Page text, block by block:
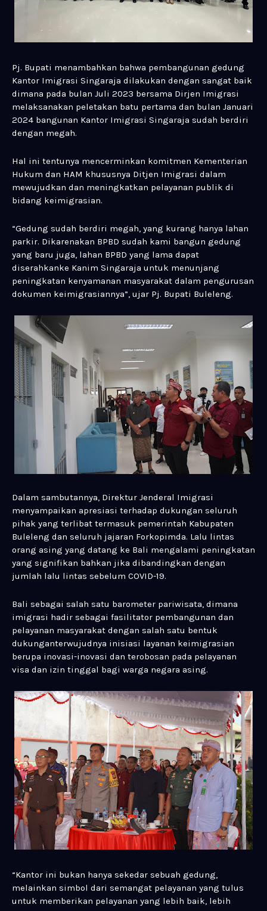
Pj. Bupati menambahkan bahwa pembangunan gedung
Kantor Imigrasi Singaraja dilakukan dengan sangat baik
dimana pada bulan Juli 2023 bersama Dirjen Imigrasi
melaksanakan peletakan batu pertama dan bulan Januari
2024 bangunan Kantor Imigrasi Singaraja sudah berdiri
dengan megah.
Hal ini tentunya mencerminkan komitmen Kementerian
Hukum dan HAM khususnya Ditjen Imigrasi dalam
mewujudkan dan meningkatkan pelayanan publik di
bidang keimigrasian.
“Gedung sudah berdiri megah, yang kurang hanya lahan
parkir. Dikarenakan BPBD sudah kami bangun gedung
yang baru juga, lahan BPBD yang lama dapat
diserahkanke Kanim Singaraja untuk menunjang
peningkatan kenyamanan masyarakat dalam pengurusan
dokumen keimigrasiannya”, ujar Pj. Bupati Buleleng.
Dalam sambutannya, Direktur Jenderal Imigrasi
menyampaikan apresiasi terhadap dukungan seluruh
pihak yang terlibat termasuk pemerintah Kabupaten
Buleleng dan seluruh jajaran Forkopimda. Lalu lintas
orang asing yang datang ke Bali mengalami peningkatan
yang signifikan bahkan jika dibandingkan dengan
jumlah lalu lintas sebelum COVID-19.
Bali sebagai salah satu barometer pariwisata, dimana
imigrasi hadir sebagai fasilitator pembangunan dan
pelayanan masyarakat dengan salah satu bentuk
dukunganterwujudnya inisiasi layanan keimigrasian
berupa inovasi-inovasi dan terobosan pada pelayanan
visa dan izin tinggal bagi warga negara asing.
“Kantor ini bukan hanya sekedar sebuah gedung,
melainkan simbol dari semangat pelayanan yang tulus
untuk memberikan pelayanan yang lebih baik, lebih